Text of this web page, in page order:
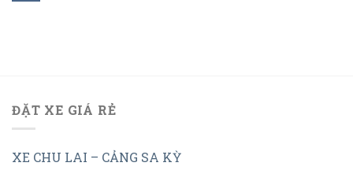
ĐẶT XE GIÁ RẺ
XE CHU LAI – CẢNG SA KỲ